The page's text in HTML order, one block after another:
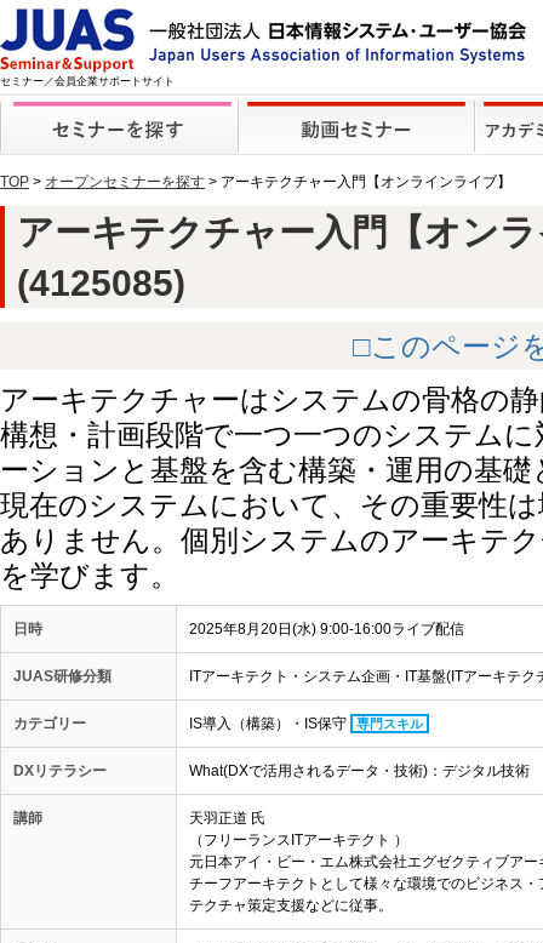
セミナー／会員企業サポートサイト
TOP > オープンセミナーを探す > アーキテクチャー入門【オンラインライブ】
アーキテクチャー入門【オン
(4125085)
□このページ
アーキテクチャーはシステムの骨格の
構想・計画段階で一つ一つのシステム
ーションと基盤を含む構築・運用の基
現在のシステムにおいて、その重要性
ありません。個別システムのアーキテ
を学びます。
日時 2025年8月20日(水) 9:00-16:00ライブ配信
JUAS研修分類 ITアーキテクト・システム企画・IT基盤(ITアーキテク
カテゴリー IS導入（構築）・IS保守 専門スキル
DXリテラシー What(DXで活用されるデータ・技術)：デジタル技術
講師
天羽正道 氏
（フリーランスITアーキテクト ）
元日本アイ・ビー・エム株式会社エグゼクティブアー
チーフアーキテクトとして様々な環境でのビジネス
テクチャ策定支援などに従事。